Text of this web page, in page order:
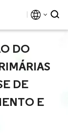
DO
DE
E